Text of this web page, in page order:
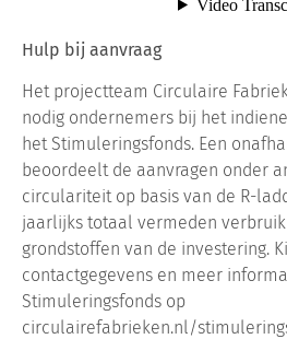
Hulp bij aanvraag
Het projectteam Circulaire
nodig ondernemers bij het
het Stimuleringsfonds. Een
beoordeelt de aanvragen onder
circulariteit op basis van de R-
jaarlijks totaal vermeden
grondstoffen van de investering.
contactgegevens en meer
Stimuleringsfonds op
circulairefabrieken.nl/